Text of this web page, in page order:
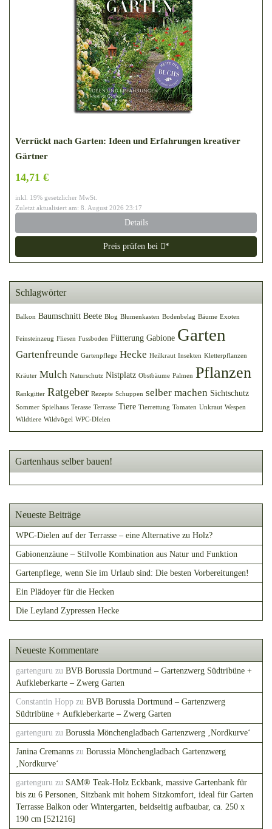
Verrückt nach Garten: Ideen und Erfahrungen kreativer
Gärtner
14,71 €
inkl. 19% gesetzlicher MwSt.
Zuletzt aktualisiert am: 8. August 2026 23:17
Details
Preis prüfen bei *
Schlagwörter
Balkon Baumschnitt Beete Blog Blumenkasten Bodenbelag Bäume Exoten
Feinsteinzeug Fliesen Fussboden Fütterung Gabione Garten
Gartenfreunde Gartenpflege Hecke Heilkraut Insekten Kletterpflanzen
Kräuter Mulch Naturschutz Nistplatz Obstbäume Palmen Pflanzen
Rankgitter Ratgeber Rezepte Schuppen selber machen Sichtschutz
Sommer Spielhaus Terasse Terrasse Tiere Tierrettung Tomaten Unkraut Wespen
Wildtiere Wildvögel WPC-DIelen
Gartenhaus selber bauen!
Neueste Beiträge
WPC-Dielen auf der Terrasse – eine Alternative zu Holz?
Gabionenzäune – Stilvolle Kombination aus Natur und Funktion
Gartenpflege, wenn Sie im Urlaub sind: Die besten Vorbereitungen!
Ein Plädoyer für die Hecken
Die Leyland Zypressen Hecke
Neueste Kommentare
gartenguru zu BVB Borussia Dortmund – Gartenzwerg Südtribüne +
Aufkleberkarte – Zwerg Garten
Constantin Hopp zu BVB Borussia Dortmund – Gartenzwerg
Südtribüne + Aufkleberkarte – Zwerg Garten
gartenguru zu Borussia Mönchengladbach Gartenzwerg ‚Nordkurve‘
Janina Cremanns zu Borussia Mönchengladbach Gartenzwerg
‚Nordkurve‘
gartenguru zu SAM® Teak-Holz Eckbank, massive Gartenbank für
bis zu 6 Personen, Sitzbank mit hohem Sitzkomfort, ideal für Garten
Terrasse Balkon oder Wintergarten, beidseitig aufbaubar, ca. 250 x
190 cm [521216]